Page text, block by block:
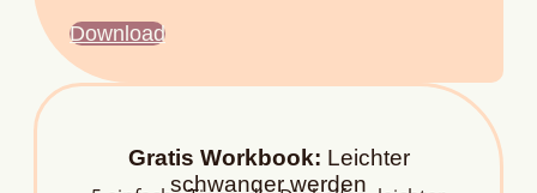
Download
Gratis Workbook: Leichter
schwanger werden